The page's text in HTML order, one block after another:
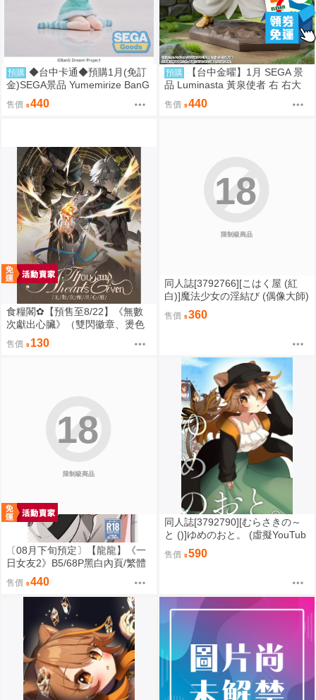
預購 ◆台中卡通◆預購1月(免訂
金)SEGA景品 Yumemirize BanG
Dream Ave Mujica 若葉睦
售價 440
預購
【台中金曜】1月 SEGA 景
品 Luminasta 黃泉使者 右 右大
人 0901
售價 440
食糧閣✿【預售至8/22】《無數
次獻出心臟》（雙閃徽章、燙色
大拍立得&逆向對裱塔羅牌、壓克
力雙閃色紙、彩窗普麻、彩窗立
售價 130
限制級商品
18
同人誌[3792766][こはく屋 (紅
白)]魔法少女の淫結び (偶像大師)
售價 360
限制級商品
18
〔08月下旬預定〕【龍龍】《一
日女友2》B5/68P黑白內頁/繁體
中文⬢黑市兔 (parody: BanG Dre
am! It's MyGO!!!!! Ave Mujica 迷
途之子 頌樂人偶 バンドリ！) FF
售價 440
同人誌[3792790][むらさきの～
と ()]ゆめのおと。 (虛擬YouTub
er)
售價 590